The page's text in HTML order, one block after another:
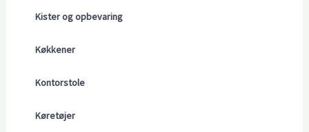
Kister og opbevaring
Køkkener
Kontorstole
Køretøjer